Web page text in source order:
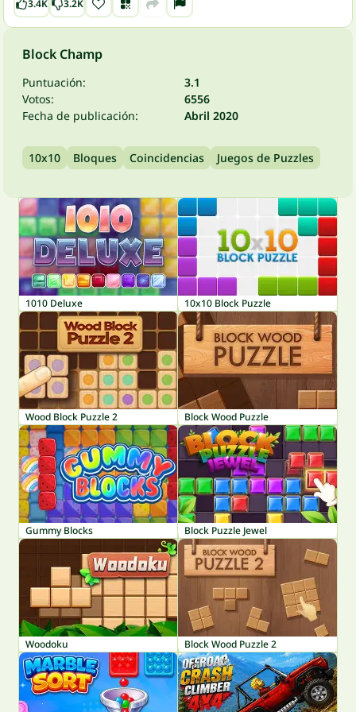
3.4K 3.2K
Block Champ
Puntuación:
3.1
Votos:
6556
Fecha de publicación:
Abril 2020
10x10 Bloques Coincidencias Juegos de Puzzles
1010 Deluxe 10x10 Block Puzzle
Wood Block Puzzle 2 Block Wood Puzzle
Gummy Blocks Block Puzzle Jewel
Woodoku Block Wood Puzzle 2